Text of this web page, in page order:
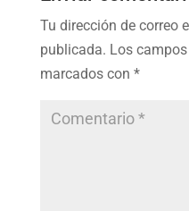
Tu dirección de correo
publicada. Los
marcados con *